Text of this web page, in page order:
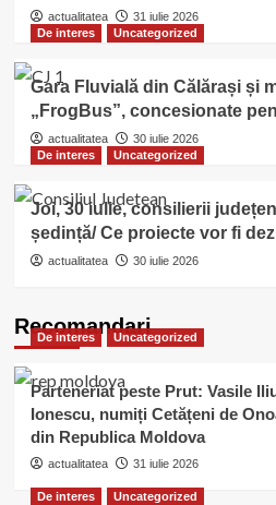
actualitatea
31 iulie 2026
De interes
Uncategorized
Gara Fluvială din Călărași și
„FrogBus”, concesionate
actualitatea
30 iulie 2026
De interes
Uncategorized
Joi, 30 iulie, consilierii
ședință/ Ce proiecte vor fi
actualitatea 30 iulie 2026
Recomandari
De interes Uncategorized
Parteneriat peste Prut: Vasile
Ionescu, numiți Cetățeni de
din Republica Moldova
actualitatea 31 iulie 2026
De interes Uncategorized